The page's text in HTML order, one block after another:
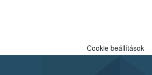
Cookie beállítások